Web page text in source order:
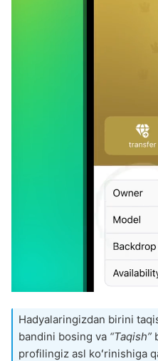
Hadyalaringizdan birini
bandini bosing va “Taqish”
profilingiz asl koʻrinishiga